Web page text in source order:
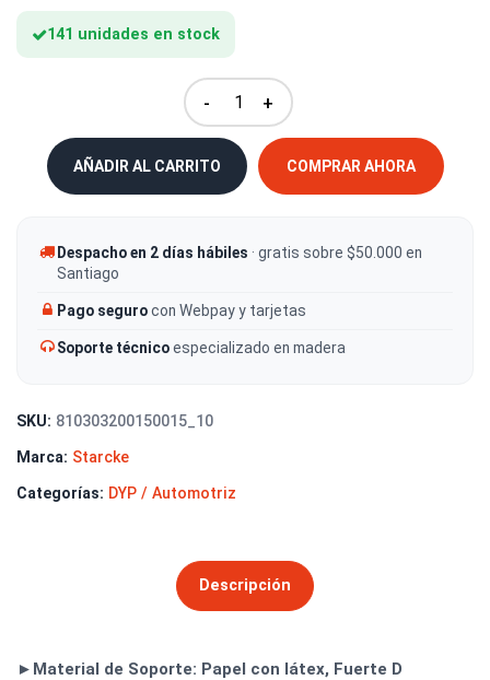
141 unidades en stock
- +
AÑADIR AL CARRITO COMPRAR AHORA
Despacho en 2 días hábiles · gratis sobre $50.000 en
Santiago
Pago segurocon Webpay y tarjetas
Soporte técnicoespecializado en madera
SKU: 810303200150015_10
Marca: Starcke
Categorías: DYP / Automotriz
Descripción
►Material de Soporte: Papel con látex, Fuerte D